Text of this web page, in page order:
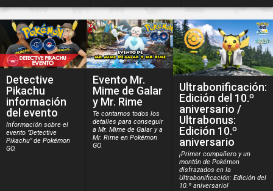
Detective
Pikachu
información
del evento
Información sobre el
evento "Detective
Pikachu" de Pokémon
GO.
Evento Mr.
Mime de Galar
y Mr. Rime
Te contamos todos los
detalles para conseguir
a Mr. Mime de Galar y a
Mr. Rime en Pokémon
GO.
Ultrabonificación:
Edición del 10.º
aniversario /
Ultrabonus:
Edición 10.º
aniversario
¡Primer compañero y un
montón de Pokémon
disfrazados en la
Ultrabonificación: Edición del
10.º aniversario!